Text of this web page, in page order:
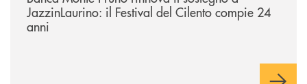
JazzinLaurino: il Festival del Cilento compie 24
anni